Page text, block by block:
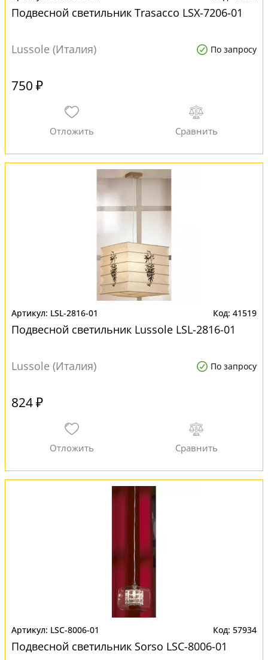
Подвесной светильник Trasacco LSX-7206-01
Lussole (Италия) По запросу
750 ₽
LSL-2816-01 41519
Подвесной светильник Lussole LSL-2816-01
Lussole (Италия) По запросу
824 ₽
LSC-8006-01 57934
Подвесной светильник Sorso LSC-8006-01